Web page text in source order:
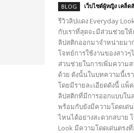
BLOG เว็บไซต์ผู้หญิง เคล็ด
รีวิวลิปแดง Everyday
กับเราที่สุดจะมีส่วนช่วยใ
ลิปสติกออกมาจำหน่ายมา
โจทย์การใช้งานของสาว
ส่วนช่วยในการเพิ่มความ
ด้วย ดังนั้นในบทความนี้เร
โดยมีรายละเอียดดังนี้ แพ็
ลิปสติกที่มีการออกแบบใน
พร้อมกับยังมีความโดดเด่
ไหนได้อย่างสะดวกสบาย
Look มีความโดดเด่นตรง